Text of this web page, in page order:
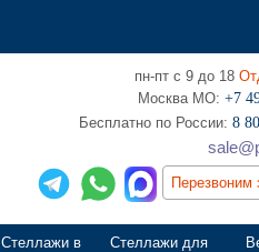
пн-пт с 9 до 18
Москва МО: +7
‎Бесплатно по России: 8
Перезвоним
Стеллажи в
Стеллажи для